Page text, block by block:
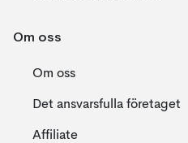
Om oss
Om oss
Det ansvarsfulla företaget
Affiliate